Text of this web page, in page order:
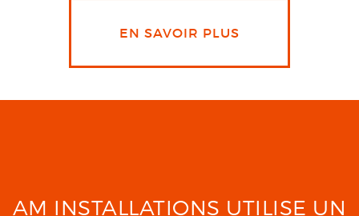
EN SAVOIR PLUS
AM INSTALLATIONS UTILISE UN